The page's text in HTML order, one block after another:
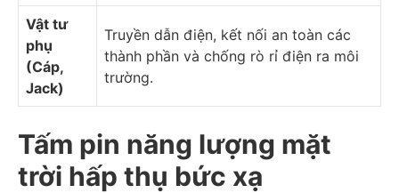
Vật tư
phụ
(Cáp,
Jack)
Truyền dẫn điện, kết nối an toàn các
thành phần và chống rò rỉ điện ra môi
trường.
Tấm pin năng lượng mặt
trời hấp thụ bức xạ